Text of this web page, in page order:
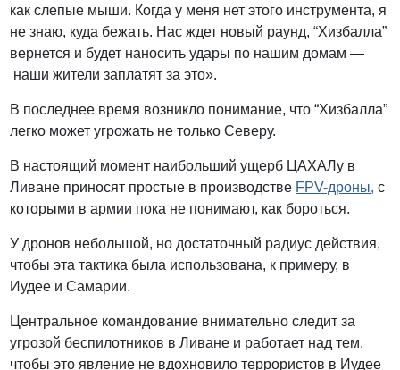
как слепые мыши. Когда у меня нет этого инструмента, я
не знаю, куда бежать. Нас ждет новый раунд, “Хизбалла”
вернется и будет наносить удары по нашим домам —
наши жители заплатят за это».
В последнее время возникло понимание, что “Хизбалла”
легко может угрожать не только Северу.
В настоящий момент наибольший ущерб ЦАХАЛу в
Ливане приносят простые в производстве FPV-дроны, с
которыми в армии пока не понимают, как бороться.
У дронов небольшой, но достаточный радиус действия,
чтобы эта тактика была использована, к примеру, в
Иудее и Самарии.
Центральное командование внимательно следит за
угрозой беспилотников в Ливане и работает над тем,
чтобы это явление не вдохновило террористов в Иудее